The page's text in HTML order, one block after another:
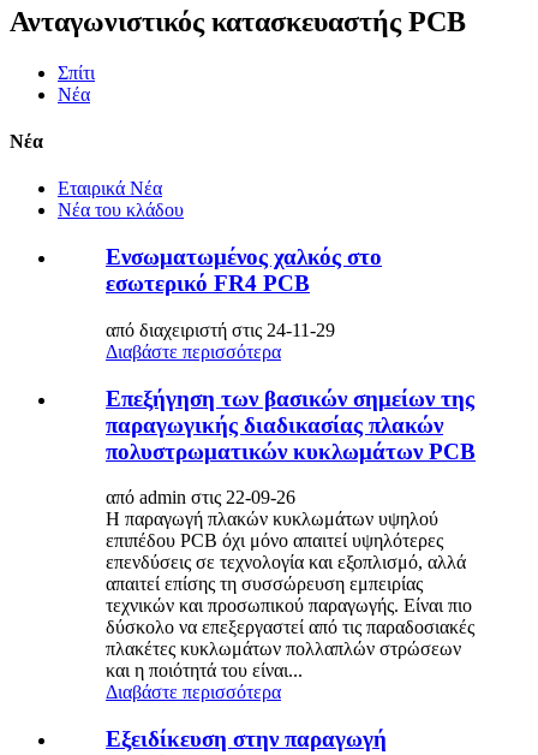
Ανταγωνιστικός κατασκευαστής PCB
Σπίτι
Νέα
Νέα
Εταιρικά Νέα
Νέα του κλάδου
Ενσωματωμένος χαλκός στο
εσωτερικό FR4 PCB
από διαχειριστή στις 24-11-29
Διαβάστε περισσότερα
Επεξήγηση των βασικών σημείων της
παραγωγικής διαδικασίας πλακών
πολυστρωματικών κυκλωμάτων PCB
από admin στις 22-09-26
Η παραγωγή πλακών κυκλωμάτων υψηλού
επιπέδου PCB όχι μόνο απαιτεί υψηλότερες
επενδύσεις σε τεχνολογία και εξοπλισμό, αλλά
απαιτεί επίσης τη συσσώρευση εμπειρίας
τεχνικών και προσωπικού παραγωγής. Είναι πιο
δύσκολο να επεξεργαστεί από τις παραδοσιακές
πλακέτες κυκλωμάτων πολλαπλών στρώσεων
και η ποιότητά του είναι...
Διαβάστε περισσότερα
Εξειδίκευση στην παραγωγή